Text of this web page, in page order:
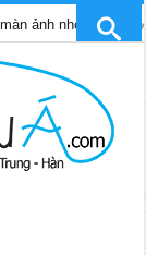
TVB trong phim